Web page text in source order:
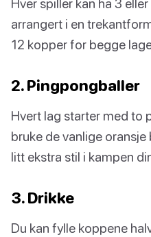
Hver spiller kan ha 3
arrangert i en
12 kopper for begge
2. Pingpongballer
Hvert lag starter med to
bruke de vanlige
litt ekstra stil i kampen
3. Drikke
Du kan fylle koppene